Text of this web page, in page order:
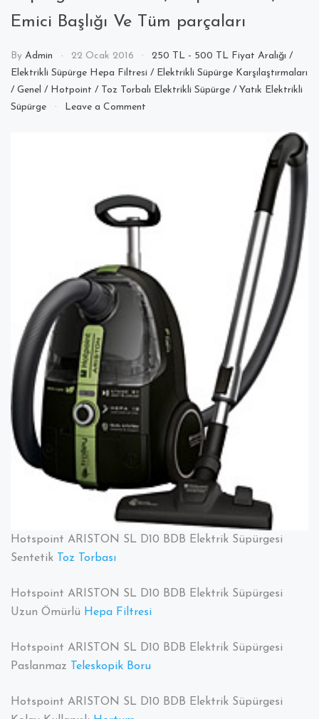
Emici Başlığı Ve Tüm parçaları
By Admin 22 Ocak 2016 250 TL - 500 TL Fiyat Aralığı /
Elektrikli Süpürge Hepa Filtresi / Elektrikli Süpürge Karşılaştırmaları
/ Genel / Hotpoint / Toz Torbalı Elektrikli Süpürge / Yatık Elektrikli
Süpürge
Leave a Commenton
Elektrikli
Süpürge
Toz
Filtresi,
Emici
Başlığı
Ve
Tüm
parçaları
Hotspoint ARISTON SL D10 BDB Elektrik Süpürgesi
Sentetik
Toz Torbası
Hotspoint ARISTON SL D10 BDB Elektrik Süpürgesi
Uzun Ömürlü Hepa Filtresi
Hotspoint ARISTON SL D10 BDB Elektrik Süpürgesi
Paslanmaz
Teleskopik Boru
Hotspoint ARISTON SL D10 BDB Elektrik Süpürgesi